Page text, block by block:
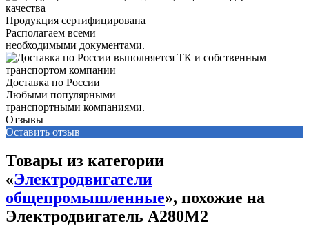
Продукция сертифицирована
Располагаем всеми
необходимыми документами.
Доставка по России
Любыми популярными
транспортными компаниями.
Отзывы
Оставить отзыв
Товары из категории
«Электродвигатели
общепромышленные», похожие на
Электродвигатель А280М2